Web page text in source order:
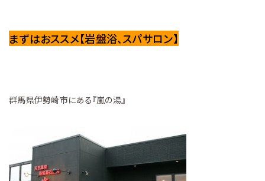
まずはおススメ【岩盤浴、スパサロン】
群馬県伊勢崎市にある『嵐の湯』